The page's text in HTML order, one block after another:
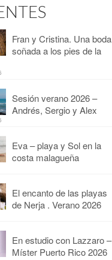
Fran y Cristina. Una boda
soñada a los pies de la
Sesión verano 2026 –
Andrés, Sergio y Alex
Eva – playa y Sol en la
costa malagueña
El encanto de las playas
de Nerja . Verano 2026
En estudio con Lazzaro –
Míster Puerto Rico 2026